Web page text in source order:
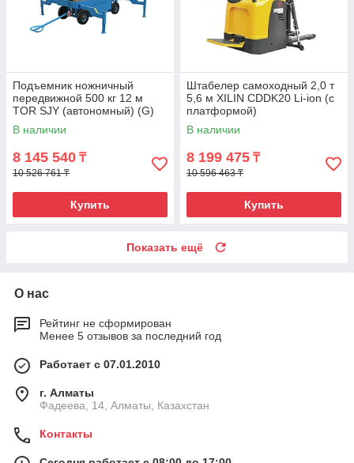
Подъемник ножничный
передвижной 500 кг 12 м
TOR SJY (автономный) (G)
В наличии
8 145 540 ₸
10 526 761 ₸
Купить
Штабелер самоходный 2,0 т
5,6 м XILIN CDDK20 Li-ion (с
платформой)
В наличии
8 199 475 ₸
10 596 463 ₸
Купить
Показать ещё
О нас
Рейтинг не сформирован
Менее 5 отзывов за последний год
Работает с 07.01.2010
г. Алматы
Фадеева, 14, Алматы, Казахстан
Контакты